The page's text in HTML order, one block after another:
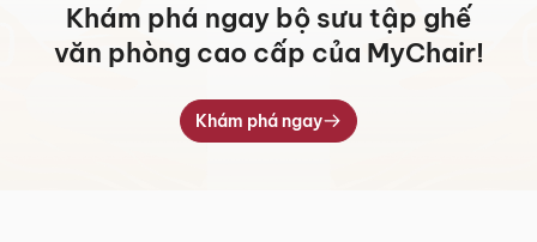
Khám phá ngay bộ sưu tập ghế
văn phòng cao cấp của MyChair!
Khám phá ngay